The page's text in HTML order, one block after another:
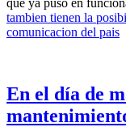
que ya puso en
tambien tienen la
comunicacion del pais
En el día de